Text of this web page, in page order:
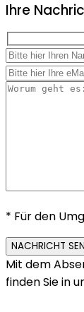
Ihre
Please leave
* Für den
NACHRICHT
Mit dem
finden Sie in